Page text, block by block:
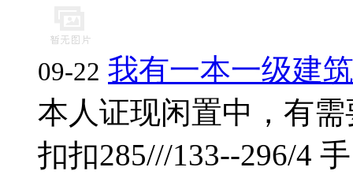
09-22 我有一本一级建
本人证现闲置中，有
扣扣285///133--296/4